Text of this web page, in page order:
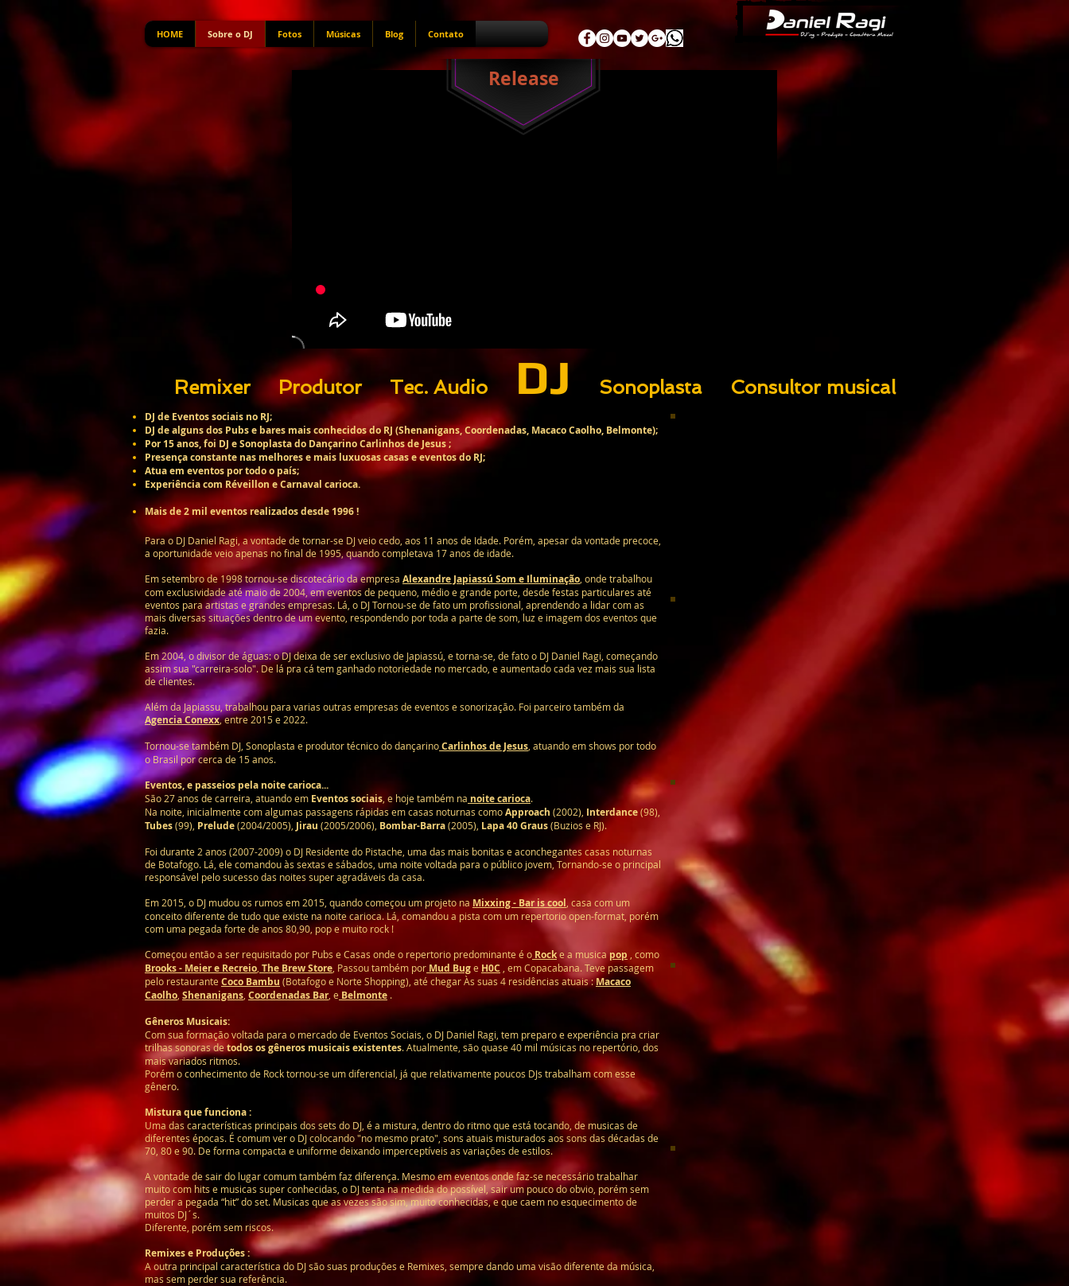
HOME Sobre o DJ Fotos Músicas Blog Contato
Release
Remixer Produtor Tec. Audio DJ Sonoplasta Consultor musical
DJ de Eventos sociais no RJ;
DJ de alguns dos Pubs e bares mais conhecidos do RJ (Shenanigans, Coordenadas, Macaco Caolho, Belmonte);
Por 15 anos, foi DJ e Sonoplasta do Dançarino Carlinhos de Jesus ;
Presença constante nas melhores e mais luxuosas casas e eventos do RJ;
Atua em eventos por todo o país;
Experiência com Réveillon e Carnaval carioca.
Mais de 2 mil eventos realizados desde 1996 !
Para o DJ Daniel Ragi, a vontade de tornar-se DJ veio cedo, aos 11 anos de Idade. Porém, apesar da vontade precoce,
a oportunidade veio apenas no final de 1995, quando completava 17 anos de idade.
Em setembro de 1998 tornou-se discotecário da empresa Alexandre Japiassú Som e Iluminação , onde trabalhou
com exclusividade até maio de 2004, em eventos de pequeno, médio e grande porte, desde festas particulares até
eventos para artistas e grandes empresas. Lá, o DJ Tornou-se de fato um profissional, aprendendo a lidar com as
mais diversas situações dentro de um evento, respondendo por toda a parte de som, luz e imagem dos eventos que
fazia.
Em 2004, o divisor de águas: o DJ deixa de ser exclusivo de Japiassú, e torna-se, de fato o DJ Daniel Ragi, começando
assim sua "carreira-solo". De lá pra cá tem ganhado notoriedade no mercado, e aumentado cada vez mais sua lista
de clientes.
Além da Japiassu, trabalhou para varias outras empresas de eventos e sonorização. Foi parceiro também da
Agencia Conexx, entre 2015 e 2022.
Tornou-se também DJ, Sonoplasta e produtor técnico do dançarinoCarlinhos de Jesus , atuando em shows por todo
o Brasil por cerca de 15 anos.
Eventos, e passeios pela noite carioca...
São 27 anos de carreira, atuando em Eventos sociais , e hoje também na noite carioca.
Na noite, inicialmente com algumas passagens rápidas em casas noturnas comoApproach (2002), Interdance(98),
Tubes(99), Prelude(2004/2005), Jirau (2005/2006), Bombar-Barra(2005), Lapa 40 Graus(Buzios e RJ).
Foi durante 2 anos (2007-2009) o DJ Residente do Pistache, uma das mais bonitas e aconchegantes casas noturnas
de Botafogo. Lá, ele comandou às sextas e sábados, uma noite voltada para o público jovem, Tornando-se o principal
responsável pelo sucesso das noites super agradáveis da casa.
Em 2015, o DJ mudou os rumos em 2015, quando começou um projeto naMixxing - Bar is cool , casa com um
conceito diferente de tudo que existe na noite carioca. Lá, comandou a pista com um repertorio open-format, porém
com uma pegada forte de anos 80,90, pop e muito rock !
Começou então a ser requisitado por Pubs e Casas onde o repertorio predominante é o Rocke a musica pop , como
Brooks - Meier e Recreio The Brew Store , Passou também por Mud Buge H0C , em Copacabana. Teve passagem
pelo restaurante Coco Bambu (Botafogo e Norte Shopping), até chegar Às suas 4 residências atuais :Macaco
Caolho Shenanigans Coordenadas Bar, e Belmonte .
Gêneros Musicais:
Com sua formação voltada para o mercado de Eventos Sociais, o DJ Daniel Ragi, tem preparo e experiência pra criar
trilhas sonoras detodos os gêneros musicais existentes. Atualmente, são quase 40 mil músicas no repertório, dos
mais variados ritmos.
Porém o conhecimento de Rock tornou-se um diferencial, já que relativamente poucos DJs trabalham com esse
gênero.
Mistura que funciona :
Uma das características principais dos sets do DJ, é a mistura, dentro do ritmo que está tocando, de musicas de
diferentes épocas. É comum ver o DJ colocando "no mesmo prato", sons atuais misturados aos sons das décadas de
70, 80 e 90. De forma compacta e uniforme deixando imperceptíveis as variações de estilos.
A vontade de sair do lugar comum também faz diferença. Mesmo em eventos onde faz-se necessário trabalhar
muito com hits e musicas super conhecidas, o DJ tenta na medida do possível, sair um pouco do obvio, porém sem
perder a pegada “hit” do set. Musicas que as vezes são sim, muito conhecidas, e que caem no esquecimento de
muitos DJ´s.
Diferente, porém sem riscos.
Remixes e Produções :
A outra principal característica do DJ são suas produções e Remixes, sempre dando uma visão diferente da música,
mas sem perder sua referência.